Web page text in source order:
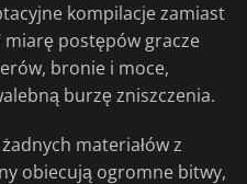
kompilacje zamiast
postępów gracze
bronie i moce,
burzę zniszczenia.
materiałów z
obiecują ogromne bitwy,